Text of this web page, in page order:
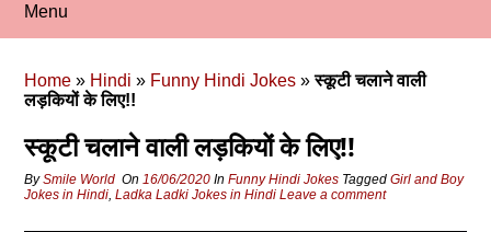
Menu
Home » Hindi » Funny Hindi Jokes »स्‍कूटी चलाने वाली
लड़कियों के लिए!!
स्‍कूटी चलाने वाली लड़कियों के लिए!!
BySmile World On16/06/2020 InFunny Hindi Jokes TaggedGirl and Boy
Jokes in Hindi,Ladka Ladki Jokes in Hindi Leave a comment